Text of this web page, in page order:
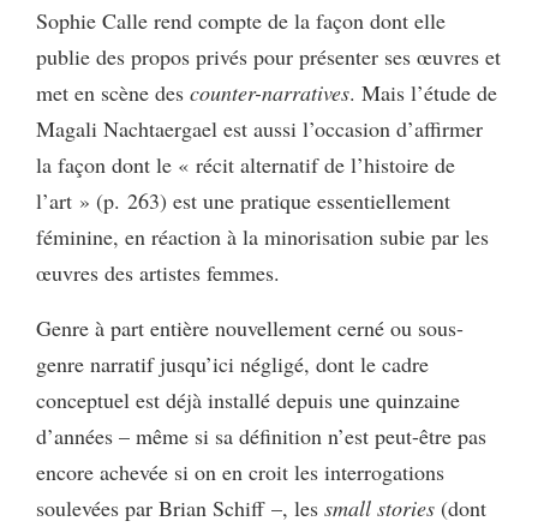
Sophie Calle rend compte de la façon dont elle
publie des propos privés pour présenter ses œuvres et
met en scène des counter-narratives. Mais l’étude de
Magali Nachtaergael est aussi l’occasion d’affirmer
la façon dont le « récit alternatif de l’histoire de
l’art » (p. 263) est une pratique essentiellement
féminine, en réaction à la minorisation subie par les
œuvres des artistes femmes.
Genre à part entière nouvellement cerné ou sous-
genre narratif jusqu’ici négligé, dont le cadre
conceptuel est déjà installé depuis une quinzaine
d’années – même si sa définition n’est peut-être pas
encore achevée si on en croit les interrogations
soulevées par Brian Schiff –, les small stories (dont